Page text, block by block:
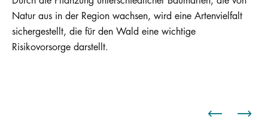
Natur aus in der Region wachsen, wird eine Artenvielfalt
sichergestellt, die für den Wald eine wichtige
Risikovorsorge darstellt.